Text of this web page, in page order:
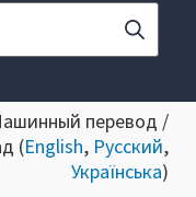
перевод /
(English, Русский,
Українська)